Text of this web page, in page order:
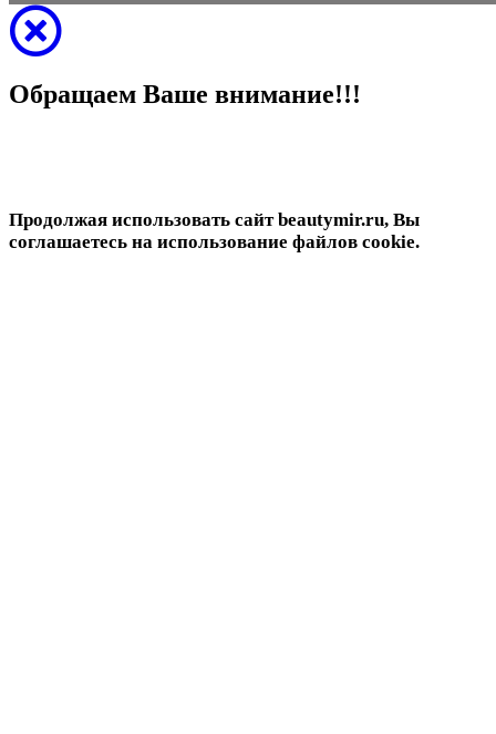
Обращаем Ваше внимание!!!
Продолжая использовать сайт beautymir.ru, Вы
соглашаетесь на использование файлов cookie.